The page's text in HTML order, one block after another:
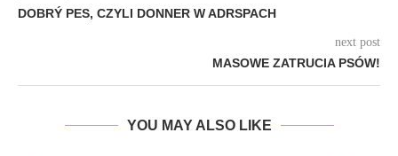
DOBRÝ PES, CZYLI DONNER W ADRSPACH
next post
MASOWE ZATRUCIA PSÓW!
YOU MAY ALSO LIKE